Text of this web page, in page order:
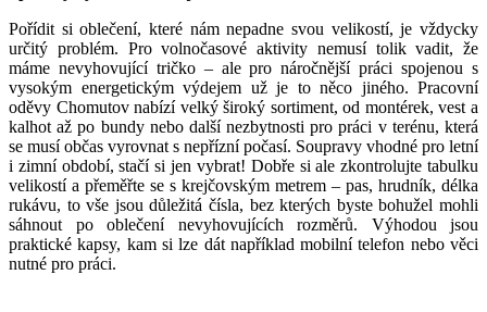
Pořídit si oblečení, které nám nepadne svou velikostí, je vždycky
určitý problém. Pro volnočasové aktivity nemusí tolik vadit, že
máme nevyhovující tričko – ale pro náročnější práci spojenou s
vysokým energetickým výdejem už je to něco jiného. Pracovní
oděvy Chomutov nabízí velký široký sortiment, od montérek, vest a
kalhot až po bundy nebo další nezbytnosti pro práci v terénu, která
se musí občas vyrovnat s nepřízní počasí. Soupravy vhodné pro letní
i zimní období, stačí si jen vybrat! Dobře si ale zkontrolujte tabulku
velikostí a přeměřte se s krejčovským metrem – pas, hrudník, délka
rukávu, to vše jsou důležitá čísla, bez kterých byste bohužel mohli
sáhnout po oblečení nevyhovujících rozměrů. Výhodou jsou
praktické kapsy, kam si lze dát například mobilní telefon nebo věci
nutné pro práci.